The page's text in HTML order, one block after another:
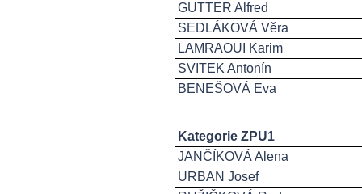
GUTTER Alfred
SEDLÁKOVÁ Věra
LAMRAOUI Karim
SVITEK Antonín
BENEŠOVÁ Eva
Kategorie ZPU1
JANČÍKOVÁ Alena
URBAN Josef